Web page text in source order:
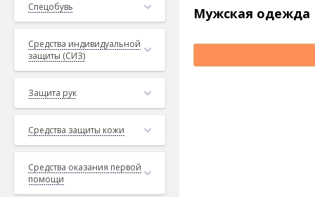
Спецобувь
Средства индивидуальной
защиты (СИЗ)
Защита рук
Средства защиты кожи
Средства оказания первой
помощи
Мужская одежда